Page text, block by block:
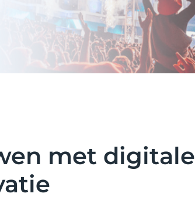
met digitale